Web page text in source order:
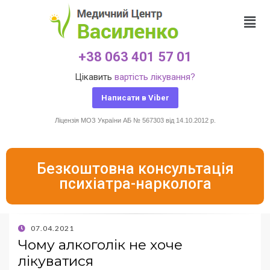
+38 063 401 57 01
Цікавить вартість лікування?
Написати в Viber
Ліцензія МОЗ України АБ № 567303 від 14.10.2012 р.
Безкоштовна консультація
психіатра-нарколога
07.04.2021
Чому алкоголік не хоче
лікуватися